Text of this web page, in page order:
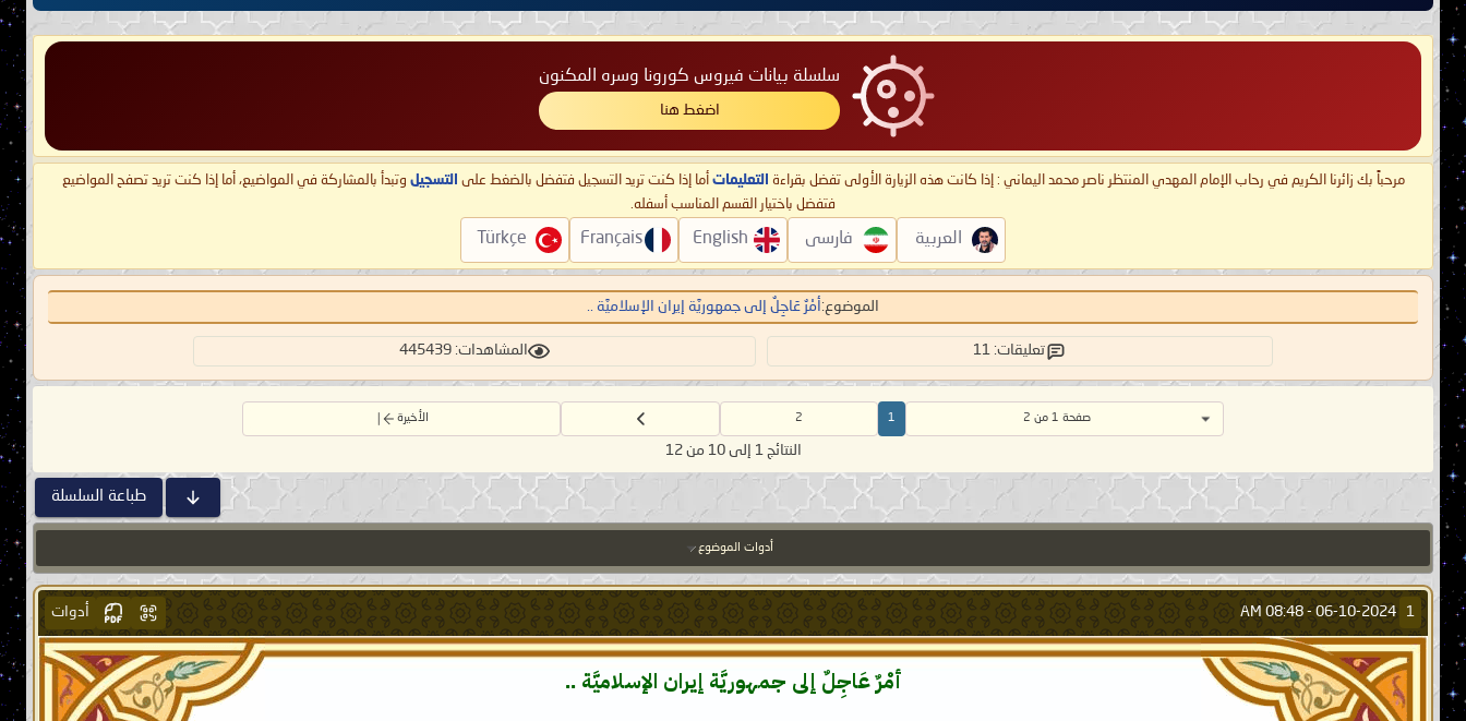
سلسلة بيانات فيروس كورونا وسره المكنون
اضغط هنا
مرحباً بك زائرنا الكريم في رحاب الإمام المهدي المنتظر ناصر محمد اليماني : إذا كانت هذه الزيارة الأولى تفضل بقراءة التعليمات أما إذا كنت تريد التسجيل فتفضل بالضغط على التسجيل وتبدأ بالمشاركة في المواضيع، أما إذا كنت تريد تصفح المواضيع
فتفضل باختيار القسم المناسب أسفله.
العربية فارسی English
Français
Türkçe
الموضوع: أمْرٌ عَاجِلٌ إلى جمهوريَّة إيران الإسلاميَّة ..
تعليقات: 11 المشاهدات: 445439
صفحة 1 من 2 1
2 الأخيرة
النتائج 1 إلى 10 من 12
طباعة السلسلة
أدوات الموضوع
1
06-10-2024 -
08:48 AM أدوات
أمْرٌ عَاجِلٌ إلى جمهوريَّة إيران الإسلاميَّة ..